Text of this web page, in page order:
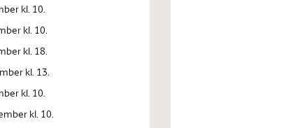
kl. 10.
kl. 10.
kl. 18.
kl. 13.
kl. 10.
kl. 10.